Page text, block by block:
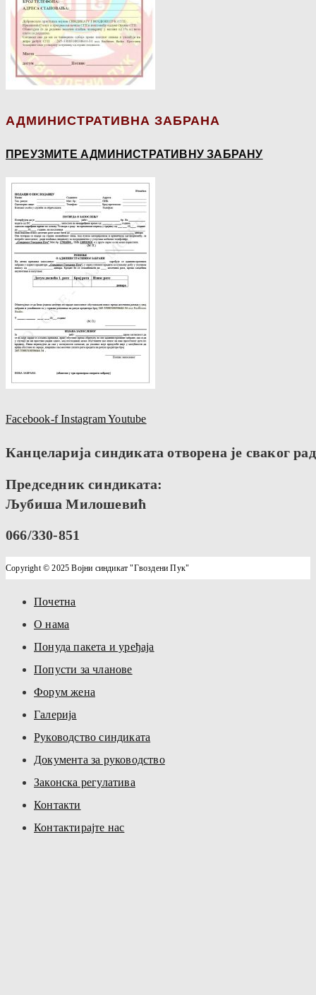
АДМИНИСТРАТИВНА ЗАБРАНА
ПРЕУЗМИТЕ АДМИНИСТРАТИВНУ ЗАБРАНУ
Facebook-f InstagramYoutube
Канцеларија синдиката отворена је сваког
Председник синдиката:
Љубиша Милошевић
066/330-851
Copyright © 2025 Војни синдикат "Гвоздени Пук"
Почетна
О нама
Понуда пакета и уређаја
Попусти за чланове
Форум жена
Галерија
Руководство синдиката
Документа за руководство
Законска регулатива
Контакти
Контактирајте нас